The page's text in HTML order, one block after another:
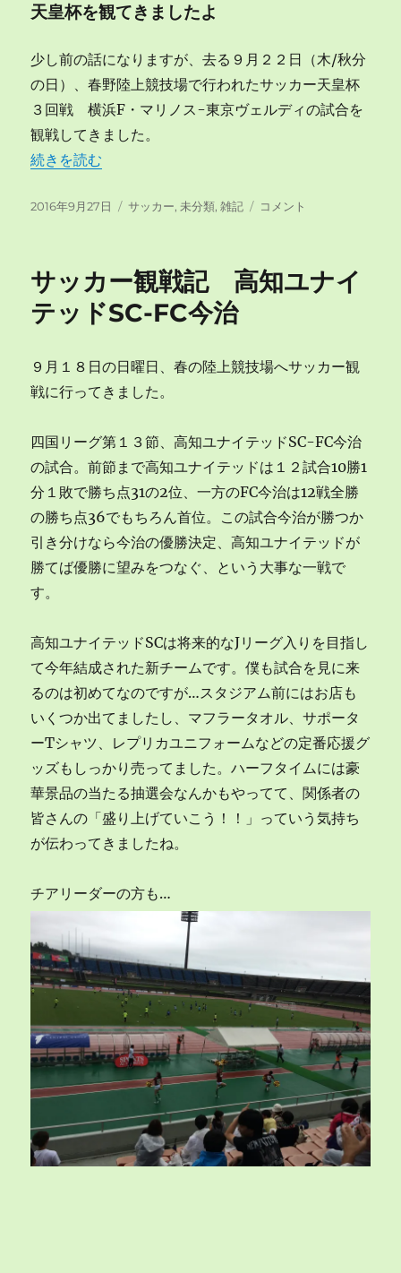
天皇杯を観てきましたよ
少し前の話になりますが、去る９月２２日（木/秋分
の日）、春野陸上競技場で行われたサッカー天皇杯
３回戦 横浜F・マリノス-東京ヴェルディの試合を
観戦してきました。
“サッカー天皇杯 横浜Fマリノス-東京ヴェルディ その
続きを読む
投
2016年9月27日
カ
ー
サッカー,未分類,雑記
サ
天
F
ス-
東
京
ヴ
ェ
ル
デ
他
雑
記
に
コメント
サッカー観戦記 高知ユナイ
テッドSC-FC今治
９月１８日の日曜日、春の陸上競技場へサッカー観
戦に行ってきました。
四国リーグ第１３節、高知ユナイテッドSC-FC今治
の試合。前節まで高知ユナイテッドは１２試合10勝1
分１敗で勝ち点31の2位、一方のFC今治は12戦全勝
の勝ち点36でもちろん首位。この試合今治が勝つか
引き分けなら今治の優勝決定、高知ユナイテッドが
勝てば優勝に望みをつなぐ、という大事な一戦で
す。
高知ユナイテッドSCは将来的なJリーグ入りを目指し
て今年結成された新チームです。僕も試合を見に来
るのは初めてなのですが…スタジアム前にはお店も
いくつか出てましたし、マフラータオル、サポータ
ーTシャツ、レプリカユニフォームなどの定番応援グ
ッズもしっかり売ってました。ハーフタイムには豪
華景品の当たる抽選会なんかもやってて、関係者の
皆さんの「盛り上げていこう！！」っていう気持ち
が伝わってきましたね。
チアリーダーの方も…